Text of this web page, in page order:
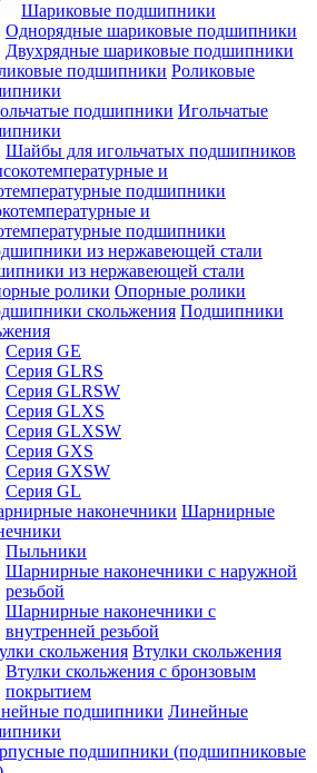
Шариковые подшипники
Однорядные шариковые подшипники
Двухрядные шариковые подшипники
Роликовые
Игольчатые
Шайбы для игольчатых подшипников
и
подшипники
из нержавеющей стали
Опорные ролики
Подшипники
Серия GE
Серия GLRS
Серия GLRSW
Серия GLXS
Серия GLXSW
Серия GXS
Серия GXSW
Серия GL
Шарнирные
Пыльники
Шарнирные наконечники с наружной
резьбой
Шарнирные наконечники с
внутренней резьбой
Втулки скольжения
Втулки скольжения с бронзовым
покрытием
Линейные